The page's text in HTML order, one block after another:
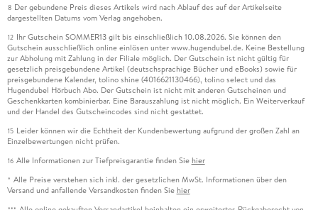
8 Der gebundene Preis dieses Artikels wird nach Ablauf des auf der Artikelseite
dargestellten Datums vom Verlag angehoben.
12 Ihr Gutschein SOMMER13 gilt bis einschließlich 10.08.2026. Sie können den
Gutschein ausschließlich online einlösen unter www.hugendubel.de. Keine Bestellung
zur Abholung mit Zahlung in der Filiale möglich. Der Gutschein ist nicht gültig für
gesetzlich preisgebundene Artikel (deutschsprachige Bücher und eBooks) sowie für
preisgebundene Kalender, tolino shine (4016621130466), tolino select und das
Hugendubel Hörbuch Abo. Der Gutschein ist nicht mit anderen Gutscheinen und
Geschenkkarten kombinierbar. Eine Barauszahlung ist nicht möglich. Ein Weiterverkauf
und der Handel des Gutscheincodes sind nicht gestattet.
15 Leider können wir die Echtheit der Kundenbewertung aufgrund der großen Zahl an
Einzelbewertungen nicht prüfen.
16 Alle Informationen zur Tiefpreisgarantie finden Sie hier
* Alle Preise verstehen sich inkl. der gesetzlichen MwSt. Informationen über den
Versand und anfallende Versandkosten finden Sie hier